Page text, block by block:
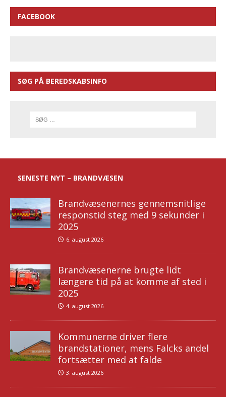
FACEBOOK
SØG PÅ BEREDSKABSINFO
SENESTE NYT – BRANDVÆSEN
Brandvæsenernes gennemsnitlige
responstid steg med 9 sekunder i
2025
6. august 2026
Brandvæsenerne brugte lidt
længere tid på at komme af sted i
2025
4. august 2026
Kommunerne driver flere
brandstationer, mens Falcks andel
fortsætter med at falde
3. august 2026